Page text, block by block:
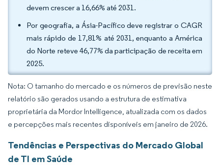
devem crescer a 16,66% até 2031.
Por geografia, a Ásia-Pacífico deve registrar o CAGR
mais rápido de 17,81% até 2031, enquanto a América
do Norte reteve 46,77% da participação de receita em
2025.
Nota: O tamanho do mercado e os números de previsão neste
relatório são gerados usando a estrutura de estimativa
proprietária da Mordor Intelligence, atualizada com os dados
e percepções mais recentes disponíveis em janeiro de 2026.
Tendências e Perspectivas do Mercado Global
de TI em Saúde